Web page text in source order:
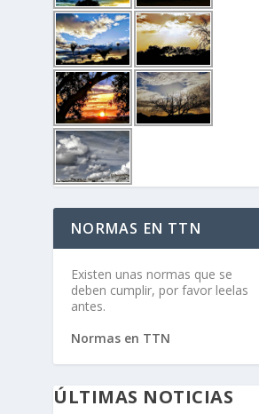
NORMAS EN TTN
Existen unas normas que se
deben cumplir, por favor leelas
antes.
Normas en TTN
ÚLTIMAS NOTICIAS